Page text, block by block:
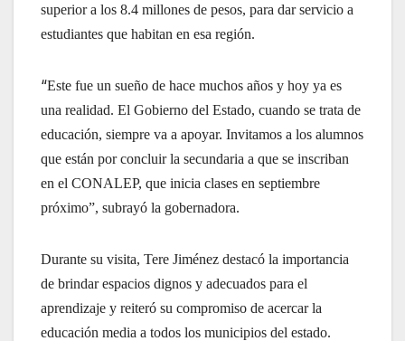
superior a los 8.4 millones de pesos, para dar servicio a
estudiantes que habitan en esa región.
“Este fue un sueño de hace muchos años y hoy ya es
una realidad. El Gobierno del Estado, cuando se trata de
educación, siempre va a apoyar. Invitamos a los alumnos
que están por concluir la secundaria a que se inscriban
en el CONALEP, que inicia clases en septiembre
próximo”, subrayó la gobernadora.
Durante su visita, Tere Jiménez destacó la importancia
de brindar espacios dignos y adecuados para el
aprendizaje y reiteró su compromiso de acercar la
educación media a todos los municipios del estado.